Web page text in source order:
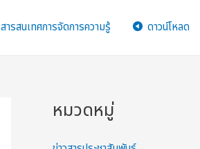
สารสนเทศการจัดการความรู้ ดาวน์โหลด
หมวดหมู่